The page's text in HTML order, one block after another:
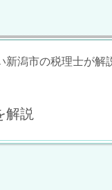
潟市の税理士が解
解説